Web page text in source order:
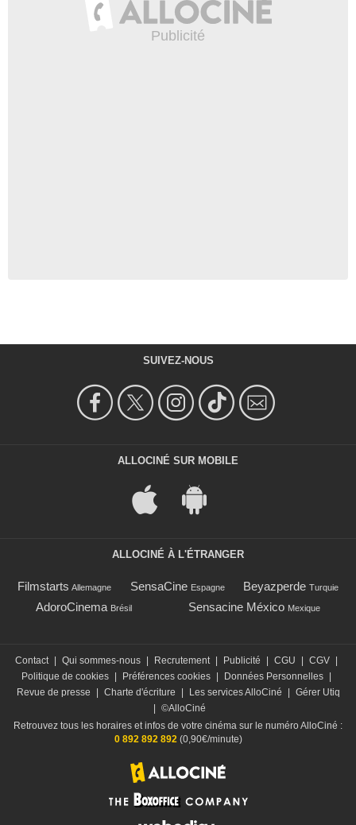
SUIVEZ-NOUS
ALLOCINÉ SUR MOBILE
ALLOCINÉ À L'ÉTRANGER
Filmstarts Allemagne SensaCine Espagne Beyazperde Turquie
AdoroCinema Brésil Sensacine México Mexique
Contact Qui sommes-nous Recrutement Publicité CGU CGV
Politique de cookies
Préférences cookies Données Personnelles
Revue de presse
Charte d'écriture Les services AlloCiné
Gérer Utiq
©AlloCiné
Retrouvez tous les horaires et infos de votre cinéma sur le numéro AlloCiné :
0 892 892 892(0,90€/minute)